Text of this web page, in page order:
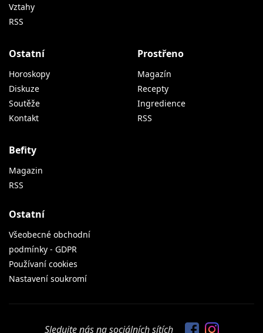
Vztahy
RSS
Ostatní
Horoskopy
Diskuze
Soutěže
Kontakt
Prostřeno
Magazín
Recepty
Ingredience
RSS
Befity
Magazin
RSS
Ostatní
Všeobecné obchodní
podmínky - GDPR
Používaní cookies
Nastavení soukromí
Sledujte nás na sociálních sítích